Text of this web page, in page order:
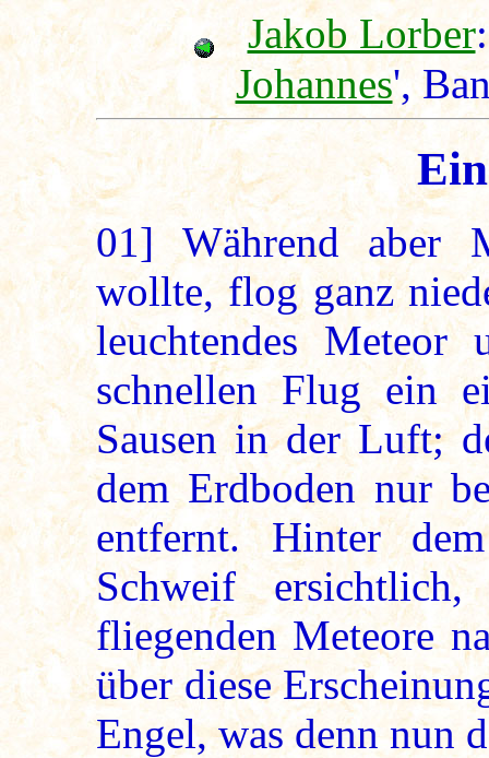
Jakob Lorber
Johannes',
01] Während aber
wollte, flog ganz
leuchtendes Meteor
schnellen Flug ein
Sausen in der Luft;
dem Erdboden nur
entfernt. Hinter
Schweif
fliegenden Meteore
über diese
Engel, was denn nun